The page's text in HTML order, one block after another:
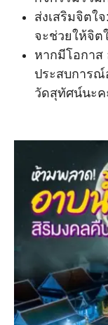
ส่งเสริมจิตใ
จะช่วยให้จิต
หากมีโอกาส
ประสบการณ์
วัดสุทัศน์นะค